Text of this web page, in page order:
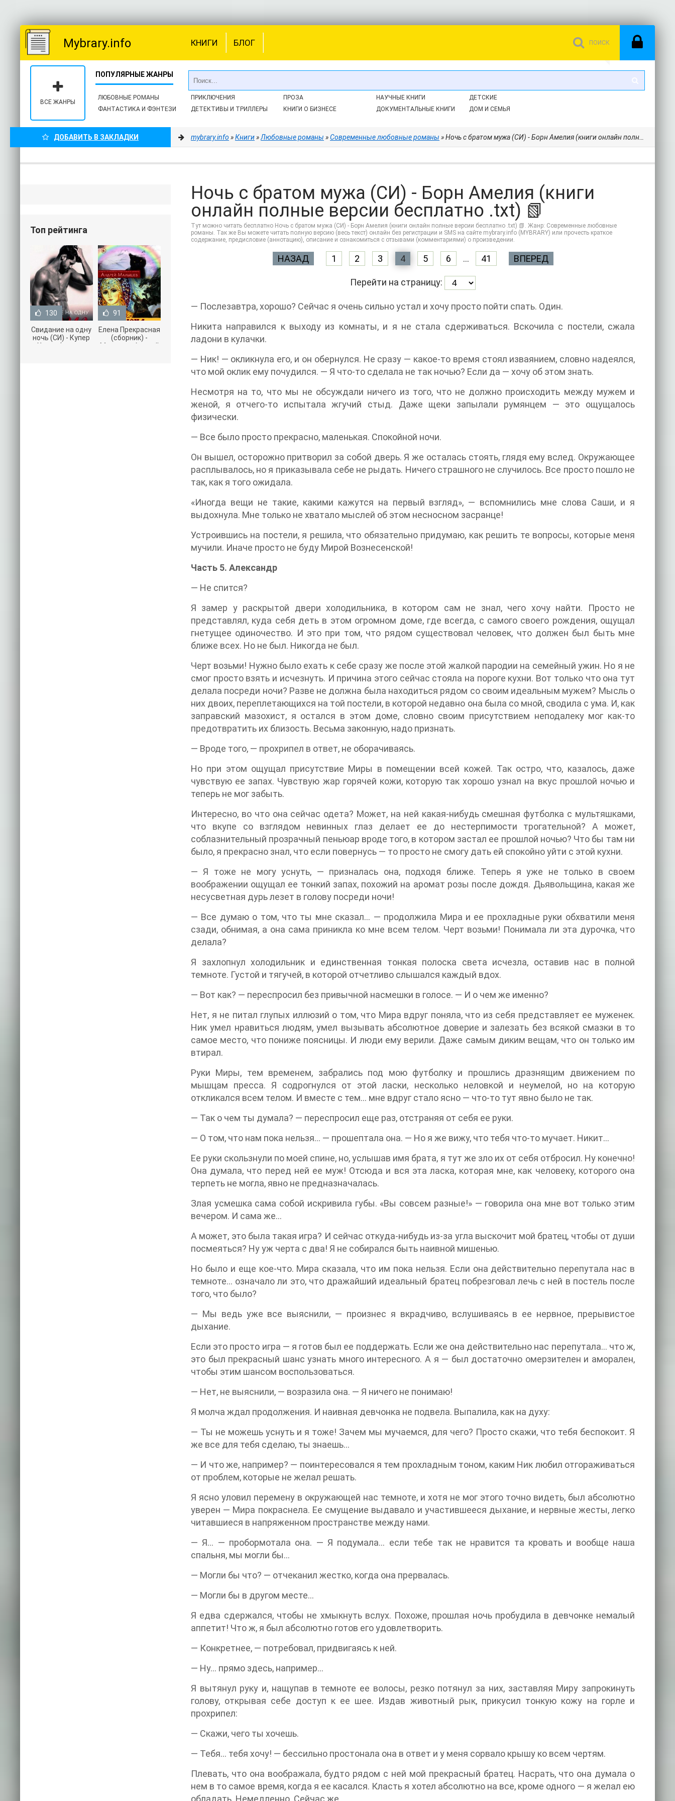
Mybrary.info КНИГИ БЛОГ
ЛЮБОВНЫЕ РОМАНЫ
ФАНТАСТИКА И ФЭНТЕЗИ
ПРИКЛЮЧЕНИЯ
ДЕТЕКТИВЫ И ТРИЛЛЕРЫ
ПРОЗА
КНИГИ О БИЗНЕСЕ
НАУЧНЫЕ КНИГИ
ДОКУМЕНТАЛЬНЫЕ КНИГИ
ДЕТСКИЕ
ДОМ И СЕМЬЯ
ВСЕ ЖАНРЫ
ДОБАВИТЬ В ЗАКЛАДКИ mybrary.info »Книги»Любовные романы »Современные любовные романы » Ночь с братом мужа (СИ) - Борн Амелия (книги онлайн полные версии бесплатно .txt) 📗
Ночь с братом мужа (СИ) - Борн Амелия (книги
онлайн полные версии бесплатно .txt) 📗
Тут можно читать бесплатно Ночь с братом мужа (СИ) - Борн Амелия (книги онлайн полные версии бесплатно .txt) 📗. Жанр: Современные любовные
романы. Так же Вы можете читать полную версию (весь текст) онлайн без регистрации и SMS на сайте mybrary.info (MYBRARY) или прочесть краткое
содержание, предисловие (аннотацию), описание и ознакомиться с отзывами (комментариями) о произведении.
НАЗАД 1 2 3 4 5 6 ... 41 ВПЕРЕД
Перейти на страницу:
— Послезавтра, хорошо? Сейчас я очень сильно устал и хочу просто пойти спать. Один.
Никита направился к выходу из комнаты, и я не стала сдерживаться. Вскочила с постели, сжала
ладони в кулачки.
— Ник! — окликнула его, и он обернулся. Не сразу — какое-то время стоял изваянием, словно надеялся,
что мой оклик ему почудился. — Я что-то сделала не так ночью? Если да — хочу об этом знать.
Несмотря на то, что мы не обсуждали ничего из того, что не должно происходить между мужем и
женой, я отчего-то испытала жгучий стыд. Даже щеки запылали румянцем — это ощущалось
физически.
— Все было просто прекрасно, маленькая. Спокойной ночи.
Он вышел, осторожно притворил за собой дверь. Я же осталась стоять, глядя ему вслед. Окружающее
расплывалось, но я приказывала себе не рыдать. Ничего страшного не случилось. Все просто пошло не
так, как я того ожидала.
«Иногда вещи не такие, какими кажутся на первый взгляд», — вспомнились мне слова Саши, и я
выдохнула. Мне только не хватало мыслей об этом несносном засранце!
Устроившись на постели, я решила, что обязательно придумаю, как решить те вопросы, которые меня
мучили. Иначе просто не буду Мирой Вознесенской!
Часть 5. Александр
— Не спится?
Я замер у раскрытой двери холодильника, в котором сам не знал, чего хочу найти. Просто не
представлял, куда себя деть в этом огромном доме, где всегда, с самого своего рождения, ощущал
гнетущее одиночество. И это при том, что рядом существовал человек, что должен был быть мне
ближе всех. Но не был. Никогда не был.
Черт возьми! Нужно было ехать к себе сразу же после этой жалкой пародии на семейный ужин. Но я не
смог просто взять и исчезнуть. И причина этого сейчас стояла на пороге кухни. Вот только что она тут
делала посреди ночи? Разве не должна была находиться рядом со своим идеальным мужем? Мысль о
них двоих, переплетающихся на той постели, в которой недавно она была со мной, сводила с ума. И, как
заправский мазохист, я остался в этом доме, словно своим присутствием неподалеку мог как-то
предотвратить их близость. Весьма законную, надо признать.
— Вроде того, — прохрипел в ответ, не оборачиваясь.
Но при этом ощущал присутствие Миры в помещении всей кожей. Так остро, что, казалось, даже
чувствую ее запах. Чувствую жар горячей кожи, которую так хорошо узнал на вкус прошлой ночью и
теперь не мог забыть.
Интересно, во что она сейчас одета? Может, на ней какая-нибудь смешная футболка с мультяшками,
что вкупе со взглядом невинных глаз делает ее до нестерпимости трогательной? А может,
соблазнительный прозрачный пеньюар вроде того, в котором застал ее прошлой ночью? Что бы там ни
было, я прекрасно знал, что если повернусь — то просто не смогу дать ей спокойно уйти с этой кухни.
— Я тоже не могу уснуть, — призналась она, подходя ближе. Теперь я уже не только в своем
воображении ощущал ее тонкий запах, похожий на аромат розы после дождя. Дьявольщина, какая же
несусветная дурь лезет в голову посреди ночи!
— Все думаю о том, что ты мне сказал… — продолжила Мира и ее прохладные руки обхватили меня
сзади, обнимая, а она сама приникла ко мне всем телом. Черт возьми! Понимала ли эта дурочка, что
делала?
Я захлопнул холодильник и единственная тонкая полоска света исчезла, оставив нас в полной
темноте. Густой и тягучей, в которой отчетливо слышался каждый вдох.
— Вот как? — переспросил без привычной насмешки в голосе. — И о чем же именно?
Нет, я не питал глупых иллюзий о том, что Мира вдруг поняла, что из себя представляет ее муженек.
Ник умел нравиться людям, умел вызывать абсолютное доверие и залезать без всякой смазки в то
самое место, что пониже поясницы. И люди ему верили. Даже самым диким вещам, что он только им
втирал.
Руки Миры, тем временем, забрались под мою футболку и прошлись дразнящим движением по
мышцам пресса. Я содрогнулся от этой ласки, несколько неловкой и неумелой, но на которую
откликался всем телом. И вместе с тем… мне вдруг стало ясно — что-то тут явно было не так.
— Так о чем ты думала? — переспросил еще раз, отстраняя от себя ее руки.
— О том, что нам пока нельзя… — прошептала она. — Но я же вижу, что тебя что-то мучает. Никит…
Ее руки скользнули по моей спине, но, услышав имя брата, я тут же зло их от себя отбросил. Ну конечно!
Она думала, что перед ней ее муж! Отсюда и вся эта ласка, которая мне, как человеку, которого она
терпеть не могла, явно не предназначалась.
Злая усмешка сама собой искривила губы. «Вы совсем разные!» — говорила она мне вот только этим
вечером. И сама же…
А может, это была такая игра? И сейчас откуда-нибудь из-за угла выскочит мой братец, чтобы от души
посмеяться? Ну уж черта с два! Я не собирался быть наивной мишенью.
Но было и еще кое-что. Мира сказала, что им пока нельзя. Если она действительно перепутала нас в
темноте… означало ли это, что дражайший идеальный братец побрезговал лечь с ней в постель после
того, что было?
— Мы ведь уже все выяснили, — произнес я вкрадчиво, вслушиваясь в ее нервное, прерывистое
дыхание.
Если это просто игра — я готов был ее поддержать. Если же она действительно нас перепутала… что ж,
это был прекрасный шанс узнать много интересного. А я — был достаточно омерзителен и аморален,
чтобы этим шансом воспользоваться.
— Нет, не выяснили, — возразила она. — Я ничего не понимаю!
Я молча ждал продолжения. И наивная девчонка не подвела. Выпалила, как на духу:
— Ты не можешь уснуть и я тоже! Зачем мы мучаемся, для чего? Просто скажи, что тебя беспокоит. Я
же все для тебя сделаю, ты знаешь…
— И что же, например? — поинтересовался я тем прохладным тоном, каким Ник любил отгораживаться
от проблем, которые не желал решать.
Я ясно уловил перемену в окружающей нас темноте, и хотя не мог этого точно видеть, был абсолютно
уверен — Мира покраснела. Ее смущение выдавало и участившееся дыхание, и нервные жесты, легко
читавшиеся в напряженном пространстве между нами.
— Я… — пробормотала она. — Я подумала… если тебе так не нравится та кровать и вообще наша
спальня, мы могли бы…
— Могли бы что? — отчеканил жестко, когда она прервалась.
— Могли бы в другом месте…
Я едва сдержался, чтобы не хмыкнуть вслух. Похоже, прошлая ночь пробудила в девчонке немалый
аппетит! Что ж, я был абсолютно готов его удовлетворить.
— Конкретнее, — потребовал, придвигаясь к ней.
— Ну… прямо здесь, например…
Я вытянул руку и, нащупав в темноте ее волосы, резко потянул за них, заставляя Миру запрокинуть
голову, открывая себе доступ к ее шее. Издав животный рык, прикусил тонкую кожу на горле и
прохрипел:
— Скажи, чего ты хочешь.
— Тебя… тебя хочу! — бессильно простонала она в ответ и у меня сорвало крышу ко всем чертям.
‍​ ‌ ‌ ​ ​ ‌ ‌ ‌ ​ ​ ‌ ​ ‌ ‌ ​ ‌ ​ ​ ​ ‌ ​ ‌ ‌ ‌ ​ ‌ ‌ ​ ​ ​ ‌ ‌ ​ ​ ‌ ‌ ​ ‌ ​ ‌ ​ ​ ​ ‌ ​ ‌ ‌‍Плевать, что она воображала, будто рядом с ней мой прекрасный братец. Насрать, что она думала о
нем в то самое время, когда я ее касался. Класть я хотел абсолютно на все, кроме одного — я желал ею
обладать. Немедленно. Сейчас же.
Топ рейтинга
130
Свидание на одну
ночь (СИ) - Купер
Хелен (читать
91
Елена Прекрасная
(сборник) -
Малышев Андрей